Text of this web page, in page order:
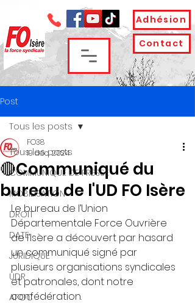
Adhésion
Contact
Post
Tous les posts
COMMUNIQUE DE PRESSE
MOBILISATION
DROIT
DATE
JURIDIQUE
UDR
AFOC
Tous les posts
🔴Communiqué du
bureau de l'UD FO Isère
FO38
19 déc. 2024
Le bureau de l’Union
Départementale Force Ouvrière
de l’Isère a découvert par hasard
un communiqué signé par
plusieurs organisations syndicales
et patronales, dont notre
confédération.